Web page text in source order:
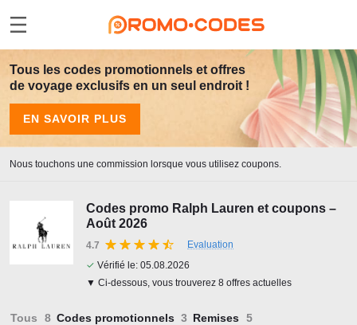
Tous les codes promotionnels et offres
de voyage exclusifs en un seul endroit !
EN SAVOIR PLUS
Nous touchons une commission lorsque vous utilisez coupons.
Codes promo Ralph Lauren et coupons –
Août 2026
4.7
Evaluation
✓ Vérifié le: 05.08.2026
▼ Ci-dessous, vous trouverez 8 offres actuelles
Tous Codes promotionnels Remises